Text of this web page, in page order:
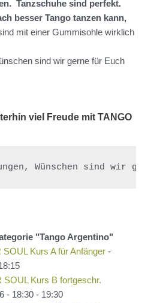
Tanzschuhe sind perfekt.
besser Tango tanzen kann,
mit einer Gummisohle wirklich
sind wir gerne für Euch
viel Freude mit TANGO
Wünschen sind wir
"Tango Argentino"
SOUL Kurs A für Anfänger-
SOUL Kurs B fortgeschr.
- 18:30 - 19:30